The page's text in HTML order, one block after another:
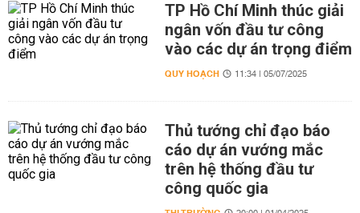
TP Hồ Chí Minh thúc giải
ngân vốn đầu tư công
vào các dự án trọng điểm
QUY HOẠCH 11:34 | 05/07/2025
Thủ tướng chỉ đạo báo
cáo dự án vướng mắc
trên hệ thống đầu tư
công quốc gia